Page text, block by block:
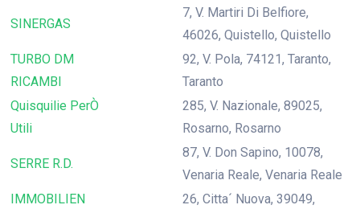
SINERGAS
7, V. Martiri Di Belfiore,
46026, Quistello, Quistello
TURBO DM
RICAMBI
92, V. Pola, 74121, Taranto,
Taranto
Quisquilie PerÒ
Utili
285, V. Nazionale, 89025,
Rosarno, Rosarno
SERRE R.D.
87, V. Don Sapino, 10078,
Venaria Reale, Venaria Reale
IMMOBILIEN
26, Citta´ Nuova, 39049,